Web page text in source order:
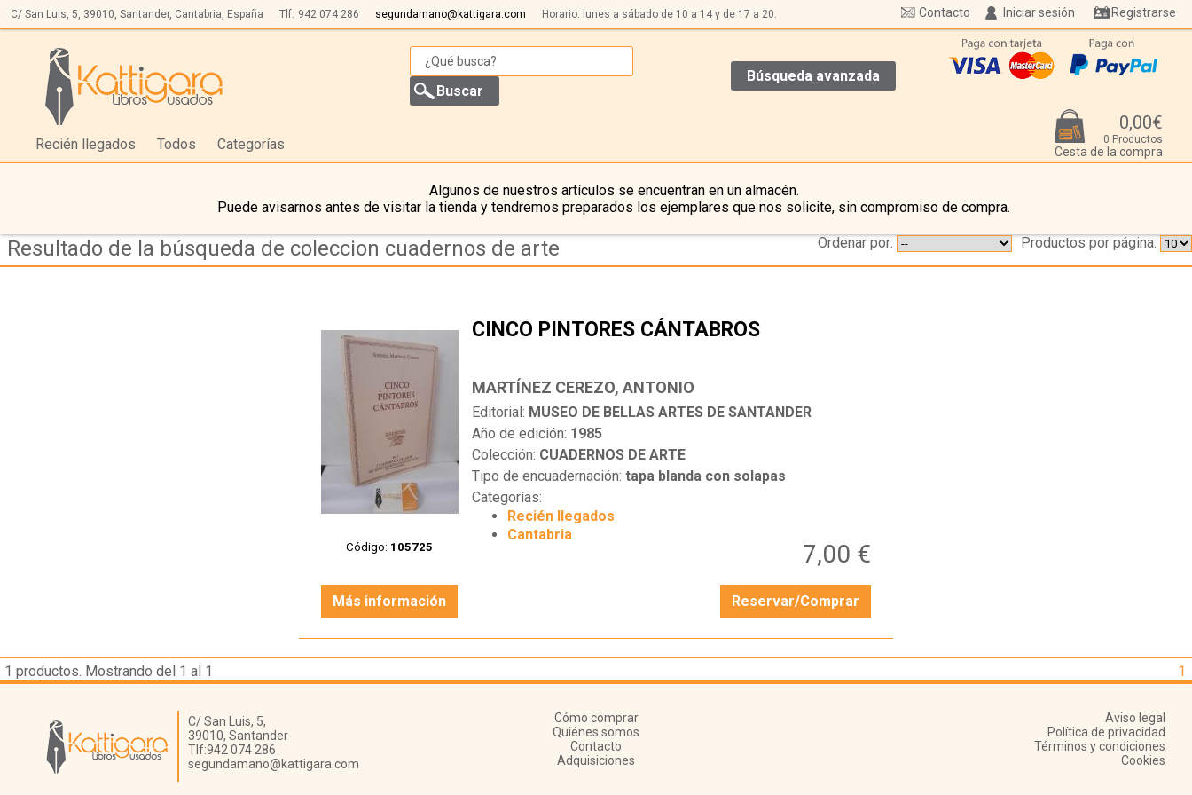
C/ San Luis, 5, 39010, Santander, Cantabria, España Tlf: 942 074 286 segundamano@kattigara.com Horario: lunes a sábado de 10 a 14 y de 17 a 20. Iniciar sesión Registrarse
Contacto
Búsqueda avanzada
Recién llegados Todos Categorías
0,00€
0 Productos
Cesta de la compra
Algunos de nuestros artículos se encuentran en un almacén.
Puede avisarnos antes de visitar la tienda y tendremos preparados los ejemplares que nos solicite, sin compromiso de compra.
Resultado de la búsqueda de coleccion cuadernos de arte Productos por página:
Ordenar por:
Código: 105725
CINCO PINTORES CÁNTABROS
MARTÍNEZ CEREZO, ANTONIO
Editorial: MUSEO DE BELLAS ARTES DE SANTANDER
Año de edición: 1985
Colección: CUADERNOS DE ARTE
Tipo de encuadernación: tapa blanda con solapas
Categorías:
Recién llegados
Cantabria
7,00 €
Más información Reservar/Comprar
1 productos. Mostrando del 1 al 1 1
Librería Kattigara
C/ San Luis, 5,
39010, Santander
Tlf:942 074 286
segundamano@kattigara.com
Cómo comprar
Quiénes somos
Contacto
Adquisiciones
Aviso legal
Política de privacidad
Términos y condiciones
Cookies